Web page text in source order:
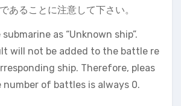
あることに注意して下さい。
as “Unknown ship”.
will not be added to the battle re
ship. Therefore, pleas
of battles is always 0.